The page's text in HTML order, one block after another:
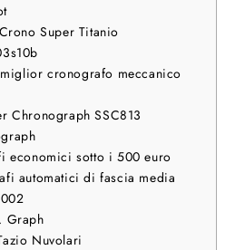
Super Titanio
cronografo meccanico
Chronograph SSC813
economici sotto i 500 euro
automatici di fascia media
Graph
Nuvolari